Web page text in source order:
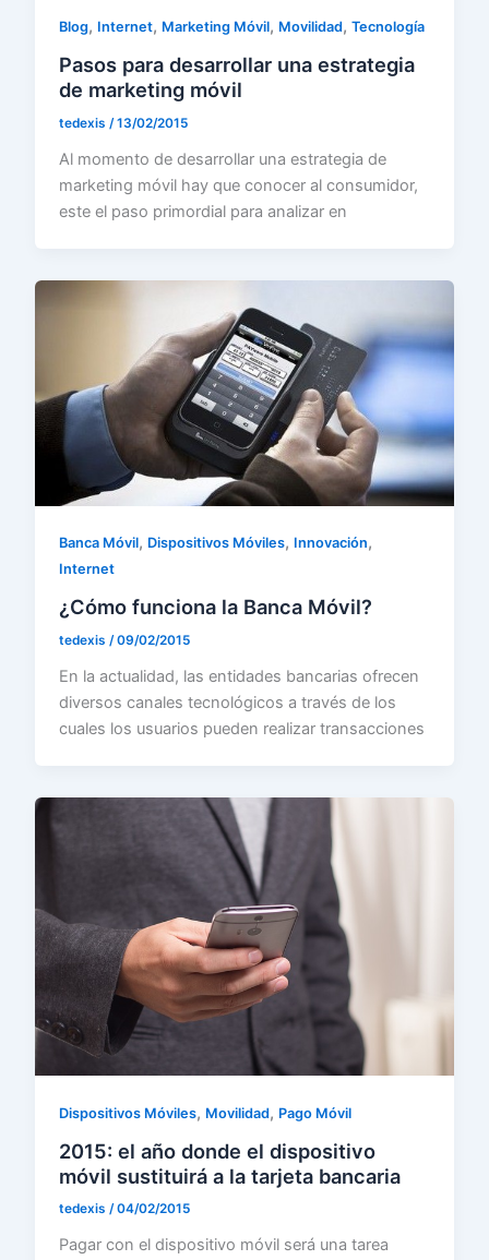
Blog, Internet, Marketing Móvil, Movilidad,Tecnología
Pasos para desarrollar una estrategia
de marketing móvil
tedexis/13/02/2015
Al momento de desarrollar una estrategia de
marketing móvil hay que conocer al consumidor,
este el paso primordial para analizar en
Banca Móvil, Dispositivos Móviles, Innovación,
Internet
¿Cómo funciona la Banca Móvil?
tedexis/09/02/2015
En la actualidad, las entidades bancarias ofrecen
diversos canales tecnológicos a través de los
cuales los usuarios pueden realizar transacciones
Dispositivos Móviles, Movilidad, Pago Móvil
2015: el año donde el dispositivo
móvil sustituirá a la tarjeta bancaria
tedexis/04/02/2015
Pagar con el dispositivo móvil será una tarea